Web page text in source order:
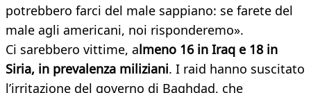
potrebbero farci del male sappiano: se farete del
male agli americani, noi risponderemo».
Ci sarebbero vittime, almeno 16 in Iraq e 18 in
Siria, in prevalenza miliziani. I raid hanno suscitato
l’irritazione del governo di Baghdad, che